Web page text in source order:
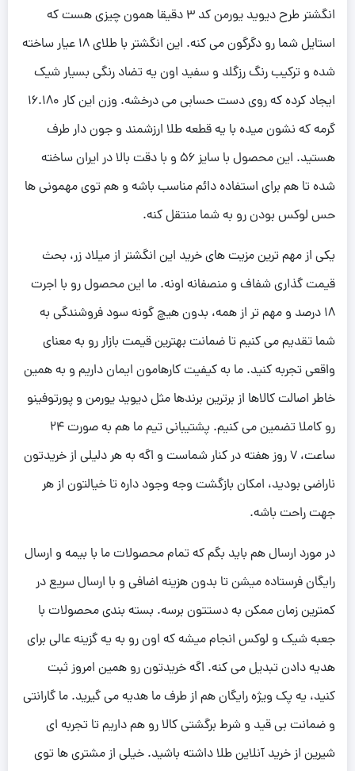
انگشتر طرح دیوید یورمن کد 3 دقیقا همون چیزی هست که
استایل شما رو دگرگون می کنه. این انگشتر با طلای 18 عیار ساخته
شده و ترکیب رنگ رزگلد و سفید اون یه تضاد رنگی بسیار شیک
ایجاد کرده که روی دست حسابی می درخشه. وزن این کار 16.180
گرمه که نشون میده با یه قطعه طلا ارزشمند و جون دار طرف
هستید. این محصول با سایز 56 و با دقت بالا در ایران ساخته
شده تا هم برای استفاده دائم مناسب باشه و هم توی مهمونی ها
حس لوکس بودن رو به شما منتقل کنه.
یکی از مهم ترین مزیت های خرید این انگشتر از میلاد زر، بحث
قیمت گذاری شفاف و منصفانه اونه. ما این محصول رو با اجرت
18 درصد و مهم تر از همه، بدون هیچ گونه سود فروشندگی به
شما تقدیم می کنیم تا ضمانت بهترین قیمت بازار رو به معنای
واقعی تجربه کنید. ما به کیفیت کارهامون ایمان داریم و به همین
خاطر اصالت کالاها از برترین برندها مثل دیوید یورمن و پورتوفینو
رو کاملا تضمین می کنیم. پشتیبانی تیم ما هم به صورت 24
ساعت، 7 روز هفته در کنار شماست و اگه به هر دلیلی از خریدتون
ناراضی بودید، امکان بازگشت وجه وجود داره تا خیالتون از هر
جهت راحت باشه.
در مورد ارسال هم باید بگم که تمام محصولات ما با بیمه و ارسال
رایگان فرستاده میشن تا بدون هزینه اضافی و با ارسال سریع در
کمترین زمان ممکن به دستتون برسه. بسته بندی محصولات با
جعبه شیک و لوکس انجام میشه که اون رو به یه گزینه عالی برای
هدیه دادن تبدیل می کنه. اگه خریدتون رو همین امروز ثبت
کنید، یه پک ویژه رایگان هم از طرف ما هدیه می گیرید. ما گارانتی
و ضمانت بی قید و شرط برگشتی کالا رو هم داریم تا تجربه ای
شیرین از خرید آنلاین طلا داشته باشید. خیلی از مشتری ها توی